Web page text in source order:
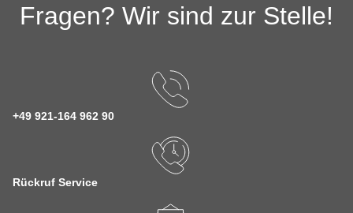
Fragen? Wir sind zur Stelle!
+49 921-164 962 90
Rückruf Service